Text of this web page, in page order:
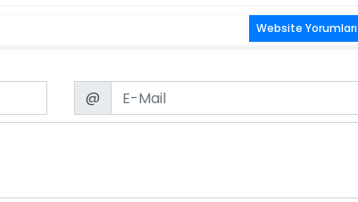
Website Yorumları
Email
@